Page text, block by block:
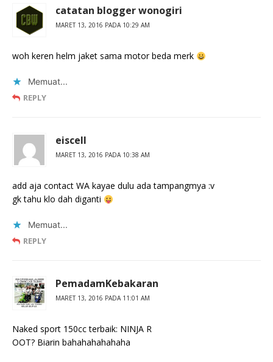
catatan blogger wonogiri
MARET 13, 2016 PADA 10:29 AM
woh keren helm jaket sama motor beda merk
Memuat...
REPLY
eiscell
MARET 13, 2016 PADA 10:38 AM
add aja contact WA kayae dulu ada tampangmya :v
gk tahu klo dah diganti
Memuat...
REPLY
PemadamKebakaran
MARET 13, 2016 PADA 11:01 AM
Naked sport 150cc terbaik: NINJA R
OOT? Biarin bahahahahahaha